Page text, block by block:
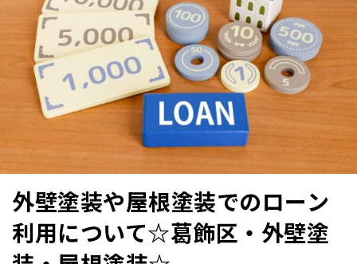
外壁塗装や屋根塗装でのローン
利用について☆葛飾区・外壁塗